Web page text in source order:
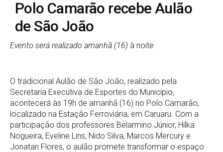
Polo Camarão recebe Aulão
de São João
Evento será realizado amanhã (16) à noite
O tradicional Aulão de São João, realizado pela
Secretaria Executiva de Esportes do Município,
acontecerá às 19h de amanhã (16) no Polo Camarão,
localizado na Estação Ferroviária, em Caruaru. Com a
participação dos professores Belarmino Júnior, Hilka
Nogueira, Eveline Lins, Nido Silva, Marcos Mercury e
Jonatan Flores, o aulão promete transformar o espaço